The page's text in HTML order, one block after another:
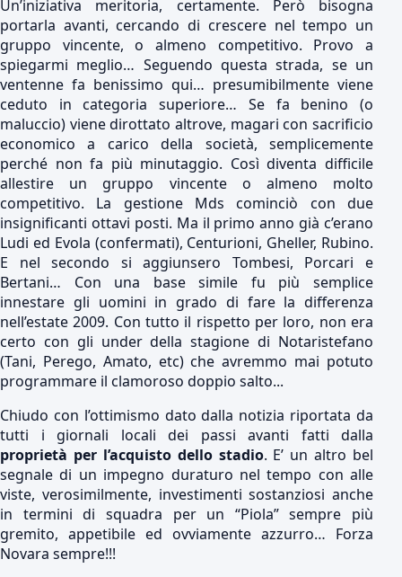
Un’iniziativa meritoria, certamente. Però bisogna
portarla avanti, cercando di crescere nel tempo un
gruppo vincente, o almeno competitivo. Provo a
spiegarmi meglio… Seguendo questa strada, se un
ventenne fa benissimo qui… presumibilmente viene
ceduto in categoria superiore… Se fa benino (o
maluccio) viene dirottato altrove, magari con sacrificio
economico a carico della società, semplicemente
perché non fa più minutaggio. Così diventa difficile
allestire un gruppo vincente o almeno molto
competitivo. La gestione Mds cominciò con due
insignificanti ottavi posti. Ma il primo anno già c’erano
Ludi ed Evola (confermati), Centurioni, Gheller, Rubino.
E nel secondo si aggiunsero Tombesi, Porcari e
Bertani… Con una base simile fu più semplice
innestare gli uomini in grado di fare la differenza
nell’estate 2009. Con tutto il rispetto per loro, non era
certo con gli under della stagione di Notaristefano
(Tani, Perego, Amato, etc) che avremmo mai potuto
programmare il clamoroso doppio salto...
Chiudo con l’ottimismo dato dalla notizia riportata da
tutti i giornali locali dei passi avanti fatti dalla
proprietà per l’acquisto dello stadio. E’ un altro bel
segnale di un impegno duraturo nel tempo con alle
viste, verosimilmente, investimenti sostanziosi anche
in termini di squadra per un “Piola” sempre più
gremito, appetibile ed ovviamente azzurro… Forza
Novara sempre!!!